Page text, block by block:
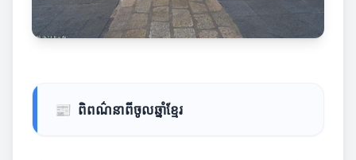
📰 ពិពណ៌នាពីចូលឆ្នាំខ្មែរ